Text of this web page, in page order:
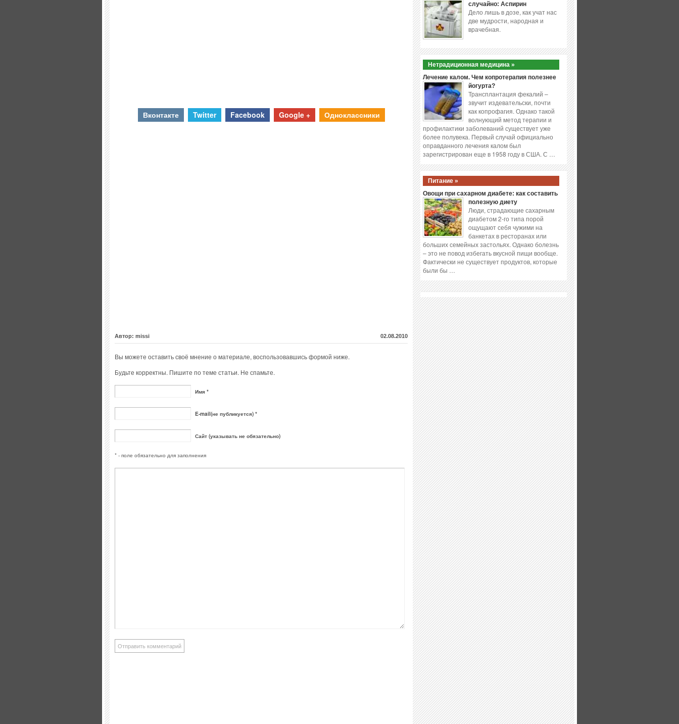
Вконтакте Twitter Facebook Google + Одноклассники
Автор: missi 02.08.2010
Вы можете оставить своё мнение о материале, воспользовавшись формой ниже.
Будьте корректны. Пишите по теме статьи. Не спамьте.
Имя *
E-mail(не публикуется) *
Сайт (указывать не обязательно)
* - поле обязательно для заполнения
случайно: Аспирин
Дело лишь в дозе, как учат нас
две мудрости, народная и
врачебная.
Нетрадиционная медицина »
Лечение калом. Чем копротерапия полезнее
йогурта?
Трансплантация фекалий –
звучит издевательски, почти
как копрофагия. Однако такой
волнующий метод терапии и
профилактики заболеваний существует уже
более полувека. Первый случай официально
оправданного лечения калом был
зарегистрирован еще в 1958 году в США. С …
Питание »
Овощи при сахарном диабете: как составить
полезную диету
Люди, страдающие сахарным
диабетом 2-го типа порой
ощущают себя чужими на
банкетах в ресторанах или
больших семейных застольях. Однако болезнь
– это не повод избегать вкусной пищи вообще.
Фактически не существует продуктов, которые
были бы …